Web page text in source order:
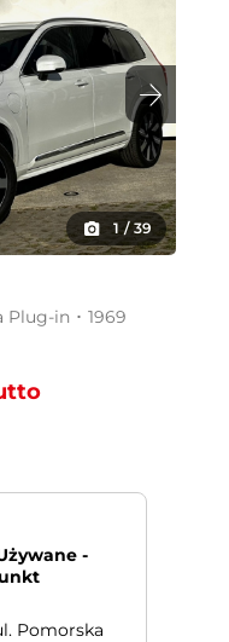
1 / 39
Plug-in ･ 1969
-
Pomorska